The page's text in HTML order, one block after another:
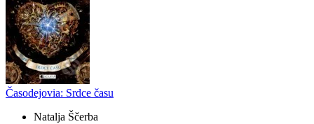
Časodejovia: Srdce času
Natalja Ščerba